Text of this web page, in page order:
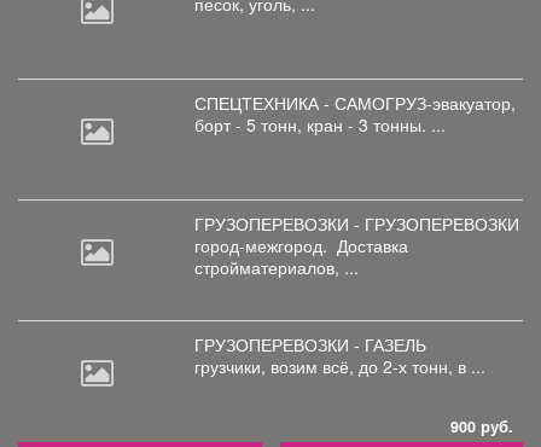
СПЕЦТЕХНИКА - САМОГРУЗ-эвакуатор,
борт - 5 тонн, кран - 3 тонны. ...
ГРУЗОПЕРЕВОЗКИ - ГРУЗОПЕРЕВОЗКИ
город-межгород. Доставка
стройматериалов, ...
ГРУЗОПЕРЕВОЗКИ - ГАЗЕЛЬ
грузчики, возим всё, до 2-х тонн, в ...
900 руб.